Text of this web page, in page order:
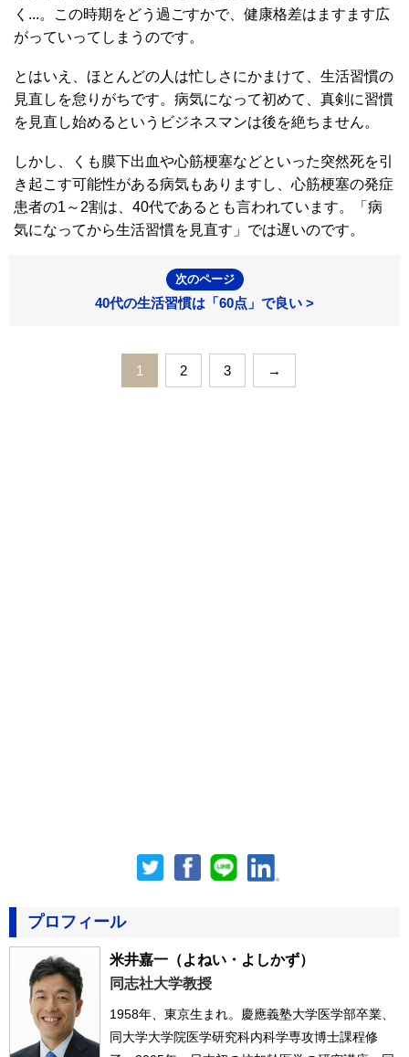
く...。この時期をどう過ごすかで、健康格差はますます広
がっていってしまうのです。
とはいえ、ほとんどの人は忙しさにかまけて、生活習慣の
見直しを怠りがちです。病気になって初めて、真剣に習慣
を見直し始めるというビジネスマンは後を絶ちません。
しかし、くも膜下出血や心筋梗塞などといった突然死を引
き起こす可能性がある病気もありますし、心筋梗塞の発症
患者の1～2割は、40代であるとも言われています。「病
気になってから生活習慣を見直す」では遅いのです。
次のページ
40代の生活習慣は「60点」で良い >
1 2 3 →
プロフィール
米井嘉一 （よねい・よしかず）
同志社大学教授
1958年、東京生まれ。慶應義塾大学医学部卒業、
同大学大学院医学研究科内科学専攻博士課程修